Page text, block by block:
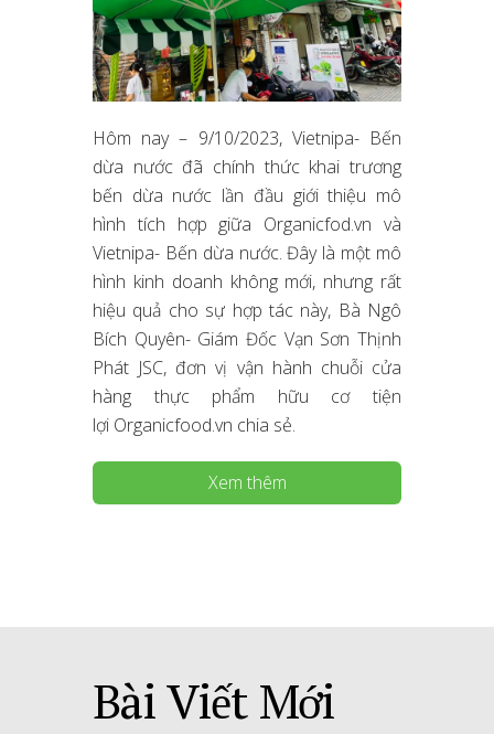
Hôm nay – 9/10/2023, Vietnipa- Bến
dừa nước đã chính thức khai trương
bến dừa nước lần đầu giới thiệu mô
hình tích hợp giữa Organicfod.vn và
Vietnipa- Bến dừa nước. Đây là một mô
hình kinh doanh không mới, nhưng rất
hiệu quả cho sự hợp tác này, Bà Ngô
Bích Quyên- Giám Đốc Vạn Sơn Thịnh
Phát JSC, đơn vị vận hành chuỗi cửa
hàng thực phẩm hữu cơ tiện
lợi Organicfood.vn chia sẻ.
Xem thêm
Bài Viết Mới